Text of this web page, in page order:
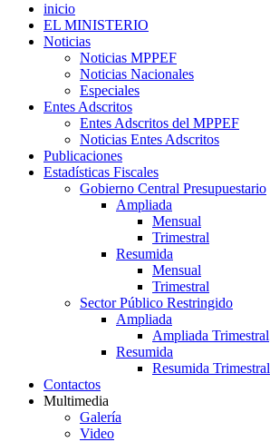
inicio
EL MINISTERIO
Noticias
Noticias MPPEF
Noticias Nacionales
Especiales
Entes Adscritos
Entes Adscritos del MPPEF
Noticias Entes Adscritos
Publicaciones
Estadísticas Fiscales
Gobierno Central Presupuestario
Ampliada
Mensual
Trimestral
Resumida
Mensual
Trimestral
Sector Público Restringido
Ampliada
Ampliada Trimestral
Resumida
Resumida Trimestral
Contactos
Multimedia
Galería
Video